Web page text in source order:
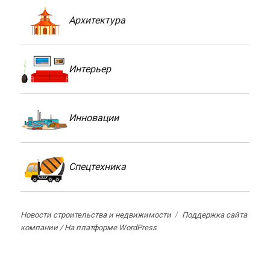
Архитектура
Интерьер
Инновации
Спецтехника
Новости строительства и недвижимости
Поддержка сайта
компании /На платформе WordPress